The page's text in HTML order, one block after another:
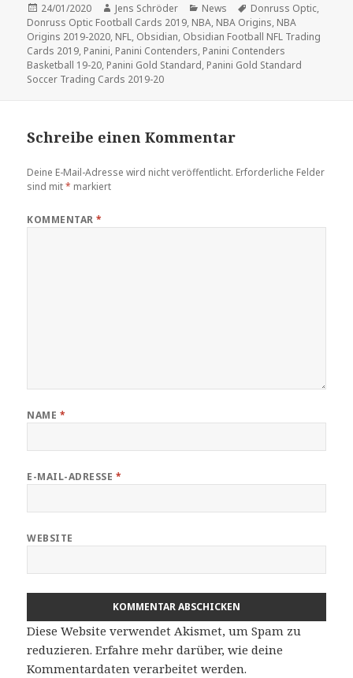
Veröffentlicht
am
24/01/2020 Autor
Jens Schröder Kategorien
News Schlagwörter
Donruss Optic,
Donruss Optic Football Cards 2019, NBA, NBA Origins, NBA
Origins 2019-2020, NFL, Obsidian, Obsidian Football NFL Trading
Cards 2019, Panini, Panini Contenders, Panini Contenders
Basketball 19-20, Panini Gold Standard, Panini Gold Standard
Soccer Trading Cards 2019-20
Schreibe einen Kommentar
Deine E-Mail-Adresse wird nicht veröffentlicht. Erforderliche Felder
sind mit* markiert
KOMMENTAR*
NAME *
E-MAIL-ADRESSE *
WEBSITE
Diese Website verwendet Akismet, um Spam zu
reduzieren.Erfahre mehr darüber, wie deine
Kommentardaten verarbeitet werden.